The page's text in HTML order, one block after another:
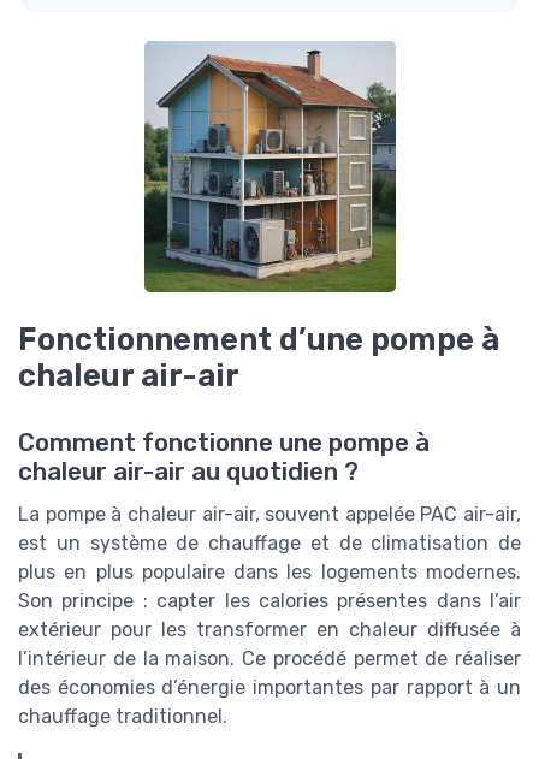
Fonctionnement d’une pompe à
chaleur air-air
Comment fonctionne une pompe à
chaleur air-air au quotidien ?
La pompe à chaleur air-air, souvent appelée PAC air-air,
est un système de chauffage et de climatisation de
plus en plus populaire dans les logements modernes.
Son principe : capter les calories présentes dans l’air
extérieur pour les transformer en chaleur diffusée à
l’intérieur de la maison. Ce procédé permet de réaliser
des économies d’énergie importantes par rapport à un
chauffage traditionnel.